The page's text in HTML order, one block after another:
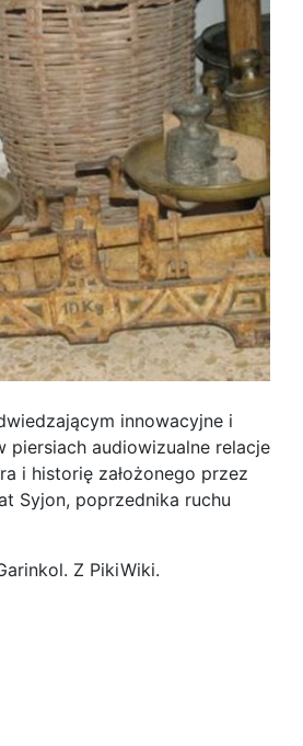
innowacyjne i
piersiach audiowizualne relacje
i historię założonego przez
Syjon, poprzednika ruchu
Z PikiWiki.